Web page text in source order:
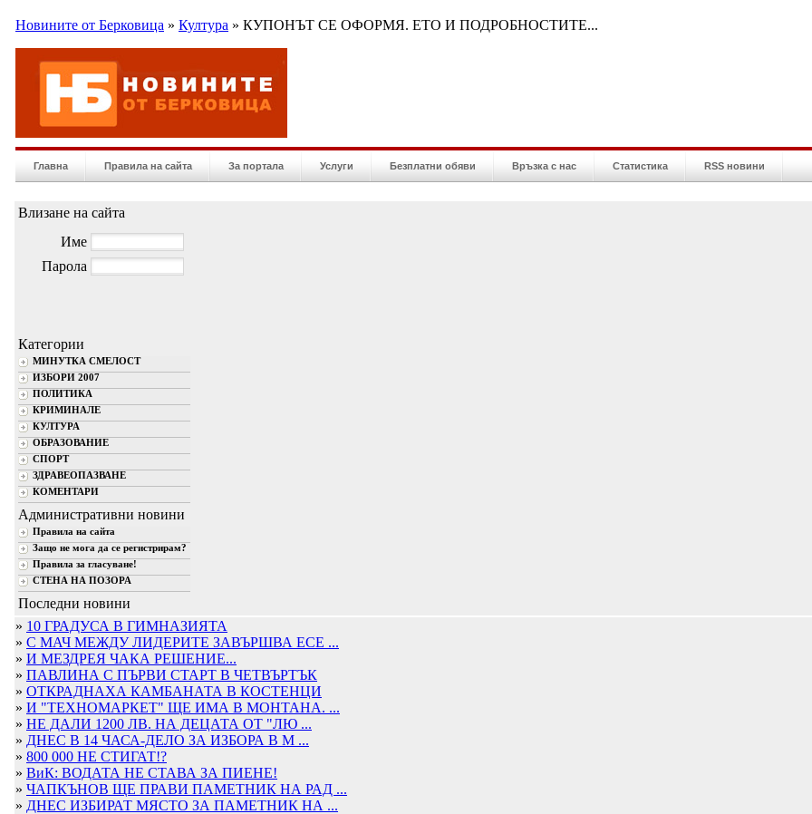
Новините от Берковица » Култура » КУПОНЪТ СЕ ОФОРМЯ. ЕТО И ПОДРОБНОСТИТЕ...
Главна Правила на сайта За портала Услуги Безплатни обяви Връзка с нас Статистика RSS новини
Влизане на сайта
Име
Парола
Категории
МИНУТКА СМЕЛОСТ
ИЗБОРИ 2007
ПОЛИТИКА
КРИМИНАЛЕ
КУЛТУРА
ОБРАЗОВАНИЕ
СПОРТ
ЗДРАВЕОПАЗВАНЕ
КОМЕНТАРИ
Административни новини
Правила на сайта
Защо не мога да се регистрирам?
Правила за гласуване!
СТЕНА НА ПОЗОРА
Последни новини
» 10 ГРАДУСА В ГИМНАЗИЯТА
» С МАЧ МЕЖДУ ЛИДЕРИТЕ ЗАВЪРШВА ЕСЕ ...
» И МЕЗДРЕЯ ЧАКА РЕШЕНИЕ...
» ПАВЛИНА С ПЪРВИ СТАРТ В ЧЕТВЪРТЪК
» ОТКРАДНАХА КАМБАНАТА В КОСТЕНЦИ
» И "ТЕХНОМАРКЕТ" ЩЕ ИМА В МОНТАНА. ...
» НЕ ДАЛИ 1200 ЛВ. НА ДЕЦАТА ОТ "ЛЮ ...
» ДНЕС В 14 ЧАСА-ДЕЛО ЗА ИЗБОРА В М ...
» 800 000 НЕ СТИГАТ!?
» ВиК: ВОДАТА НЕ СТАВА ЗА ПИЕНЕ!
» ЧАПКЪНОВ ЩЕ ПРАВИ ПАМЕТНИК НА РАД ...
» ДНЕС ИЗБИРАТ МЯСТО ЗА ПАМЕТНИК НА ...